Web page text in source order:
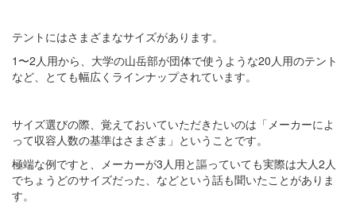
テントにはさまざまなサイズがあります。
1〜2人用から、大学の山岳部が団体で使うような20人用のテント
など、とても幅広くラインナップされています。
サイズ選びの際、覚えておいていただきたいのは「メーカーによ
って収容人数の基準はさまざま」ということです。
極端な例ですと、メーカーが3人用と謳っていても実際は大人2人
でちょうどのサイズだった、などという話も聞いたことがありま
す。